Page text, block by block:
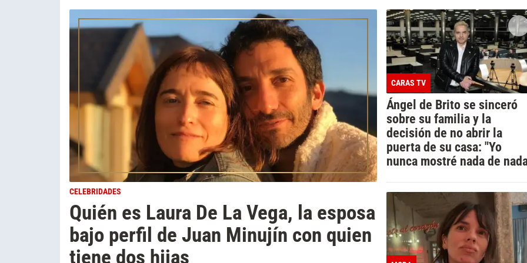
CELEBRIDADES
Quién es Laura De La Vega, la esposa
bajo perfil de Juan Minujín con quien
tiene dos hijas
CARAS TV
Ángel de Brito se sinceró
sobre su familia y la
decisión de no abrir la
puerta de su casa: "Yo
nunca mostré nada de